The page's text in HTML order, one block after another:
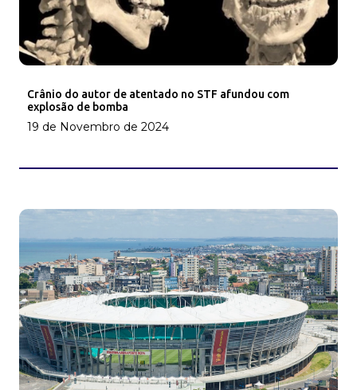
Crânio do autor de atentado no STF afundou com
explosão de bomba
19 de Novembro de 2024